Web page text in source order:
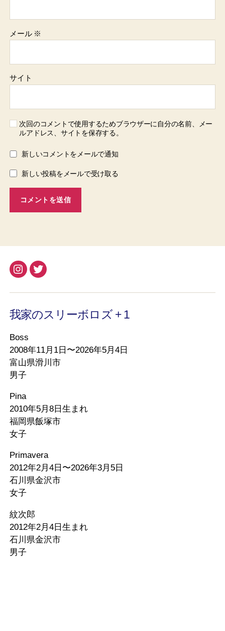
メール ※
サイト
次回のコメントで使用するためブラウザーに自分の名前、メー
ルアドレス、サイトを保存する。
新しいコメントをメールで通知
新しい投稿をメールで受け取る
Instagram
Twitter
我家のスリーボロズ + 1
Boss
2008年11月1日〜2026年5月4日
富山県滑川市
男子
Pina
2010年5月8日生まれ
福岡県飯塚市
女子
Primavera
2012年2月4日〜2026年3月5日
石川県金沢市
女子
紋次郎
2012年2月4日生まれ
石川県金沢市
男子